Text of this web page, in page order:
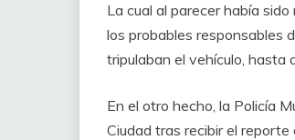
La cual al parecer había
los probables responsables
tripulaban el vehículo, hasta
En el otro hecho, la Policía
Ciudad tras recibir el